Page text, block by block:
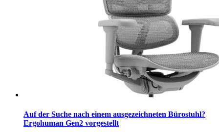
Auf der Suche nach einem ausgezeichneten Bürostuhl?
Ergohuman Gen2 vorgestellt